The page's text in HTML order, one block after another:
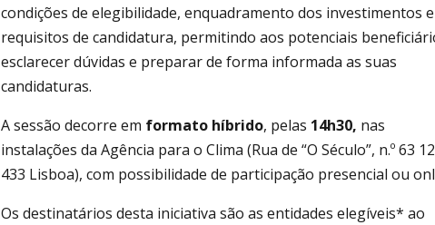
condições de elegibilidade, enquadramento dos investimentos e
requisitos de candidatura, permitindo aos potenciais
esclarecer dúvidas e preparar de forma informada as suas
candidaturas.
A sessão decorre em formato híbrido, pelas 14h30, nas
instalações da Agência para o Clima (Rua de “O Século”, n.º 63
433 Lisboa), com possibilidade de participação presencial ou
Os destinatários desta iniciativa são as entidades elegíveis* ao